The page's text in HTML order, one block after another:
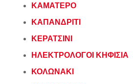
ΚΑΜΑΤΕΡΟ
ΚΑΠΑΝΔΡΙΤΙ
ΚΕΡΑΤΣΙΝΙ
ΗΛΕΚΤΡΟΛΟΓΟΙ ΚΗΦΙΣΙΑ
ΚΟΛΩΝΑΚΙ